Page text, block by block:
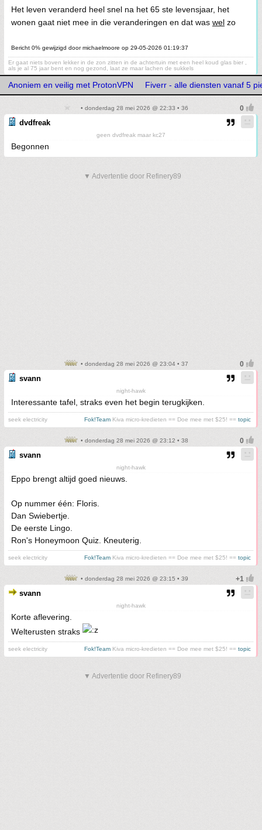
Het leven veranderd heel snel na het 65 ste levensjaar, het
wonen gaat niet mee in die veranderingen en dat was wel zo
Bericht 0% gewijzigd door michaelmoore op 29-05-2026 01:19:37
Er gaat niets boven lekker in de zon zitten in de achtertuin met een heel koud glas bier ,
als je al 75 jaar bent en nog gezond, laat ze maar lachen de sukkels
Anoniem en veilig met ProtonVPN Fiverr - alle diensten vanaf 5
• donderdag 28 mei 2026 @ 22:33 • 36
dvdfreak
geen dvdfreak maar kc27
Begonnen
▼ Advertentie door Refinery89
• donderdag 28 mei 2026 @ 23:04 • 37
svann
night-hawk
Interessante tafel, straks even het begin terugkijken.
seek electricity Fok!Team Kiva micro-kredieten == Doe mee met $25! == topic
• donderdag 28 mei 2026 @ 23:12 • 38
svann
night-hawk
Eppo brengt altijd goed nieuws.
Op nummer één: Floris.
Dan Swiebertje.
De eerste Lingo.
Ron's Honeymoon Quiz. Kneuterig.
seek electricity Fok!Team Kiva micro-kredieten == Doe mee met $25! == topic
• donderdag 28 mei 2026 @ 23:15 • 39
svann
night-hawk
Korte aflevering.
Welterusten straks
seek electricity Fok!Team Kiva micro-kredieten == Doe mee met $25! == topic
▼ Advertentie door Refinery89